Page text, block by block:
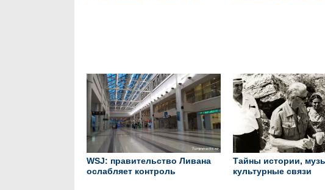
WSJ: правительство Ливана
ослабляет контроль
Тайны истории,
культурные связи